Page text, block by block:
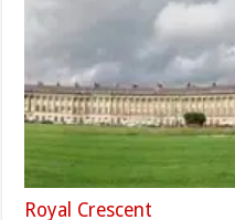
Royal Crescent